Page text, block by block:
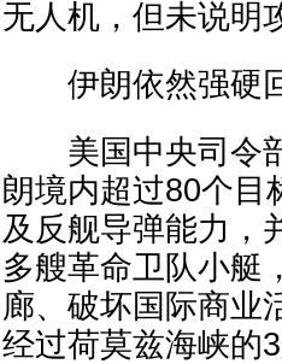
无人机，但未说明
伊朗依然强硬
美国中央司令部
朗境内超过80个目
及反舰导弹能力，
多艘革命卫队小艇
廊、破坏国际商业
经过荷莫兹海峡的3